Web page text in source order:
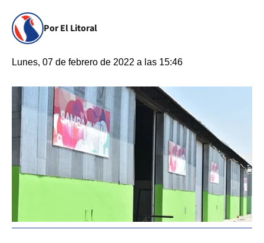
Por El Litoral
Lunes, 07 de febrero de 2022 a las 15:46